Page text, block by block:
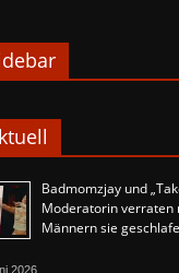
Badmomzjay und
Moderatorin verraten
Männern sie
2026